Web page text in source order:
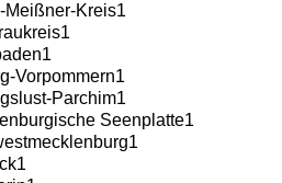
Meißner-Kreis1
1
1
Vorpommern1
Parchim1
Seenplatte1
1
1